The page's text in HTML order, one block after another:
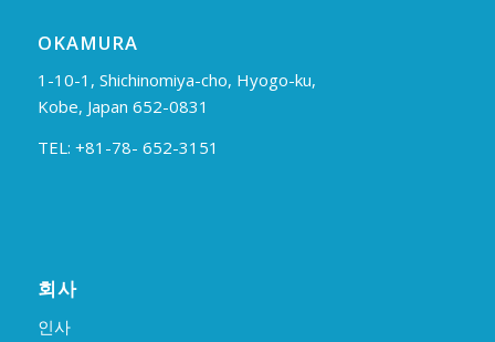
OKAMURA
1-10-1, Shichinomiya-cho, Hyogo-ku,
Kobe, Japan 652-0831
TEL: +81-78- 652-3151
회사
인사